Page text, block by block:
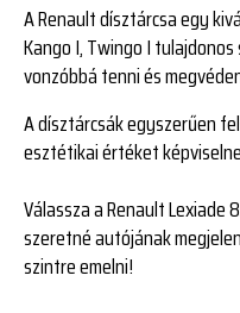
A Renault dísztárcsa egy
Kango I, Twingo I
vonzóbbá tenni és
A dísztárcsák egyszerűen
esztétikai értéket
Válassza a Renault
szeretné autójának
szintre emelni!